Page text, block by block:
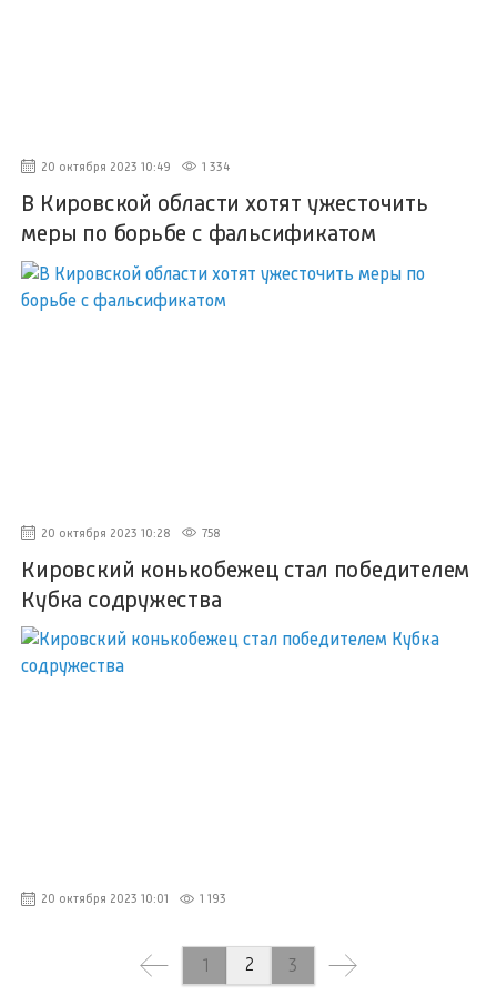
20 октября 2023 10:49 1 334
В Кировской области хотят ужесточить
меры по борьбе с фальсификатом
20 октября 2023 10:28 758
Кировский конькобежец стал победителем
Кубка содружества
20 октября 2023 10:01 1 193
1 2 3